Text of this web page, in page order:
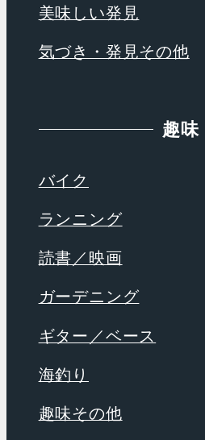
美味しい発見
気づき・発見その他
趣味
バイク
ランニング
読書／映画
ガーデニング
ギター／ベース
海釣り
趣味その他